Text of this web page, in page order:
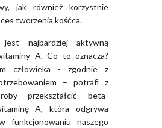
jak również korzystnie
tworzenia kośćca.
jest najbardziej aktywną
A. Co to oznacza?
człowieka - zgodnie z
– potrafi z
przekształcić beta-
A, która odgrywa
funkcjonowaniu naszego